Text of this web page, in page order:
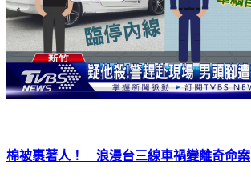
棉被裹著人！ 浪漫台三線車禍變離奇命案